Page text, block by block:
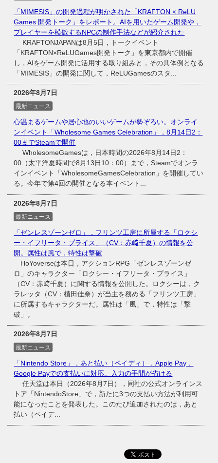
「MIMESIS」の開発過程が明かされた「KRAFTON × ReLU
Games 開発トーク」をレポート。AIを用いたゲーム開発や，
プレイヤーを模倣するNPCの制作手法などが紹介された
KRAFTONJAPANは8月5日，トークイベント
「KRAFTON×ReLUGames開発トーク」を東京都内で開催
し，AIをゲーム開発に活用する取り組みと，その具体例となる
「MIMESIS」の開発に関して，ReLUGamesのスタ...
2026年8月7日
最新ニュース
心温まるゲームや居心地のいいゲームが勢ぞろい。オンライ
ンイベント「Wholesome Games Celebration」，8月14日2：
00までSteamで開催
WholesomeGamesは，日本時間の2026年8月14日2：
00（太平洋夏時間で8月13日10：00）まで，Steamでオンラ
インイベント「WholesomeGamesCelebration」を開催してい
る。今年で第4回の開催となる本イベント...
2026年8月7日
最新ニュース
「ゼンレスゾーンゼロ」，フリンツ工房に所属する「ロクシ
ー・イフリータ・プライス」（CV：赤﨑千夏）の情報を公
開。属性は風で，特性は撃破
HoYoverseは本日，アクションRPG「ゼンレスゾーンゼ
ロ」のキャラクター「ロクシー・イフリータ・プライス」
（CV：赤﨑千夏）に関する情報を公開した。ロクシーは，ク
ラレッタ（CV：植田佳奈）が当主を務める「フリンツ工房」
に所属するキャラクターだ。属性は「風」で，特性は「撃
破」。
2026年8月7日
最新ニュース
「Nintendo Store」，あと払い（ペイディ），Apple Pay，
Google Payでの支払いに対応。入力の手間が省ける
任天堂は本日（2026年8月7日），同社の公式オンラインス
トア「NintendoStore」で，新たに3つの支払い方法が利用可
能になったことを発表した。このたび追加されたのは，あと
払い（ペイデ...